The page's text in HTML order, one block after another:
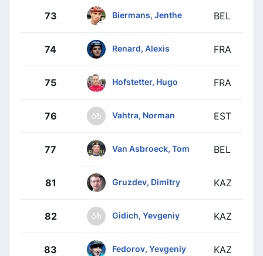
73 Biermans, Jenthe BEL
74 Renard, Alexis FRA
75 Hofstetter, Hugo FRA
76 Vahtra, Norman EST
77 Van Asbroeck, Tom BEL
81 Gruzdev, Dimitry KAZ
82 Gidich, Yevgeniy KAZ
83 Fedorov, Yevgeniy KAZ